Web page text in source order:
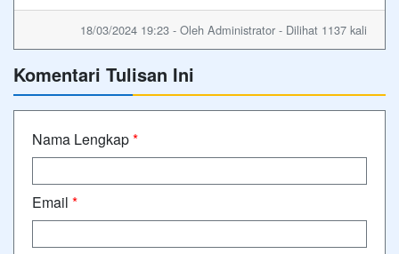
18/03/2024 19:23 - Oleh Administrator - Dilihat 1137 kali
Komentari Tulisan Ini
Nama Lengkap*
Email *